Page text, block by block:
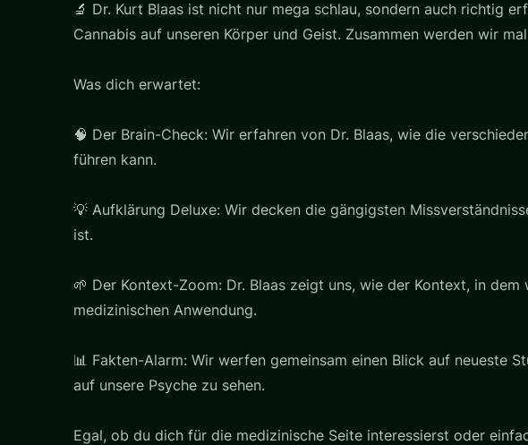
🔬 Dr. Kurt Blaas ist nicht nur mega schlau, sondern auch richtig
Cannabis auf unseren Körper und Geist. Zusammen werden wir
Was dich erwartet:
🧠 Der Brain-Check: Wir erfahren von Dr. Blaas, wie die
führen kann.
💡 Aufklärung Deluxe: Wir decken die gängigsten
ist.
🌱 Der Kontext-Zoom: Dr. Blaas zeigt uns, wie der Kontext, in
medizinischen Anwendung.
📊 Fakten-Alarm: Wir werfen gemeinsam einen Blick auf neueste
auf unsere Psyche zu sehen.
Egal, ob du dich für die medizinische Seite interessierst oder